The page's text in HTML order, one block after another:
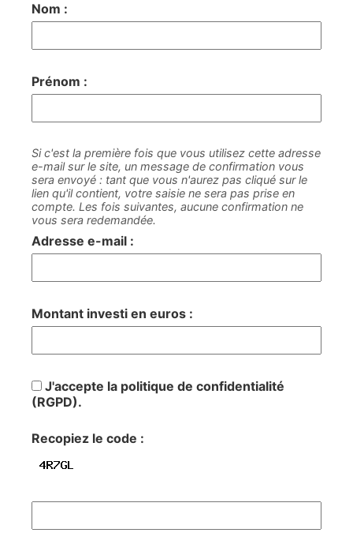
Nom :
Prénom :
Si c'est la première fois que vous utilisez cette adresse
e-mail sur le site, un message de confirmation vous
sera envoyé : tant que vous n'aurez pas cliqué sur le
lien qu'il contient, votre saisie ne sera pas prise en
compte. Les fois suivantes, aucune confirmation ne
vous sera redemandée.
Adresse e-mail :
Montant investi en euros :
J'accepte la politique de confidentialité
(RGPD).
Recopiez le code :